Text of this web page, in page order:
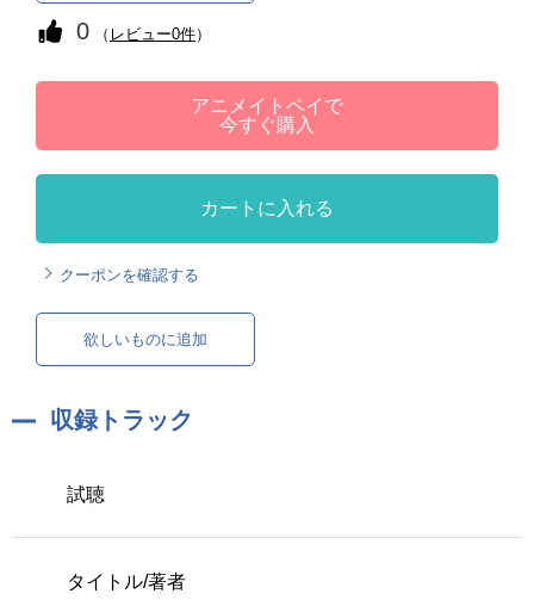
0 （ レビュー0件）
アニメイトペイで
今すぐ購入
カートに入れる
クーポンを確認する
欲しいものに追加
収録トラック
試聴
タイトル/著者